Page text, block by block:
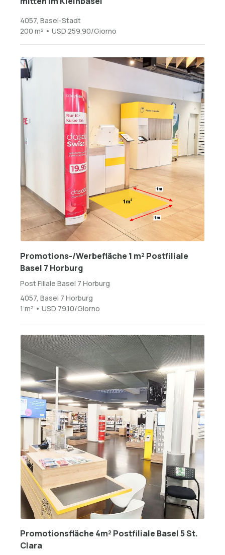
4057, Basel-Stadt
200 m² • USD 259.90/Giorno
Promotions-/Werbefläche 1 m² Postfiliale
Basel 7 Horburg
Post Filiale Basel 7 Horburg
4057, Basel 7 Horburg
1 m² • USD 79.10/Giorno
Promotionsfläche 4m² Postfiliale Basel 5 St.
Clara